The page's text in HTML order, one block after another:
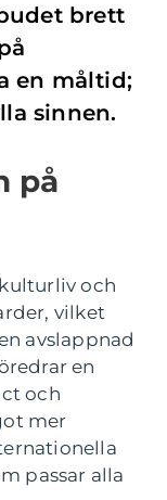
brett
en måltid;
sinnen.
på
och
vilket
avslappnad
en
och
mer
passar alla